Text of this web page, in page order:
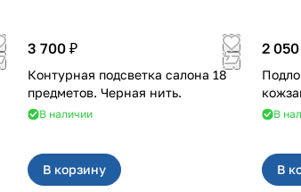
3 700 ₽
Контурная подсветка салона 18
предметов. Черная нить.
В наличии
В корзину
2
В
В